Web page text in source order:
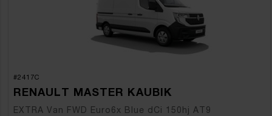
#2417C
RENAULT MASTER KAUBIK
EXTRA Van FWD Euro6x Blue dCi 150hj AT9